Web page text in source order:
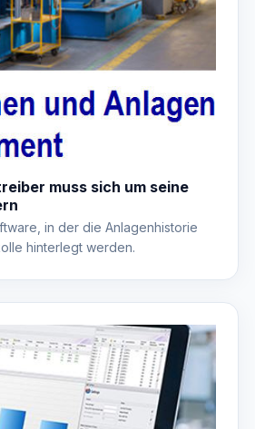
muss sich um seine
in der die Anlagenhistorie
hinterlegt werden.